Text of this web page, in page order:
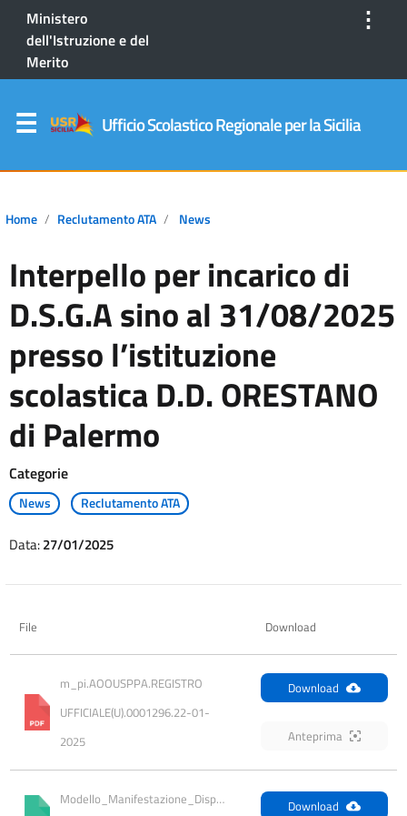
Ministero
dell'Istruzione e del
Merito
⋮
Ufficio Scolastico Regionale per la Sicilia
Home Reclutamento ATA News
Interpello per incarico di
D.S.G.A sino al 31/08/2025
presso l’istituzione
scolastica D.D. ORESTANO
di Palermo
Categorie
News Reclutamento ATA
Data:27/01/2025
File Download
m_pi.AOOUSPPA.REGISTRO
UFFICIALE(U).0001296.22-01-
2025
Download
Anteprima
Modello_Manifestazione_Disponibilità_
Download